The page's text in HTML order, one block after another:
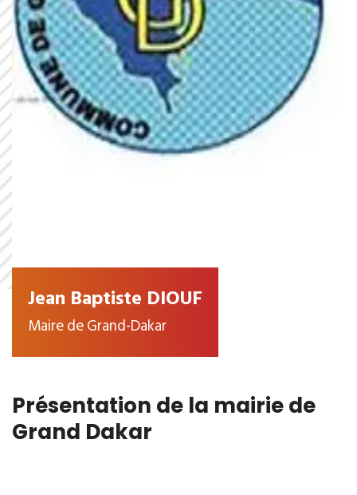
Jean Baptiste DIOUF
Maire de Grand-Dakar
Présentation de la mairie de
Grand Dakar